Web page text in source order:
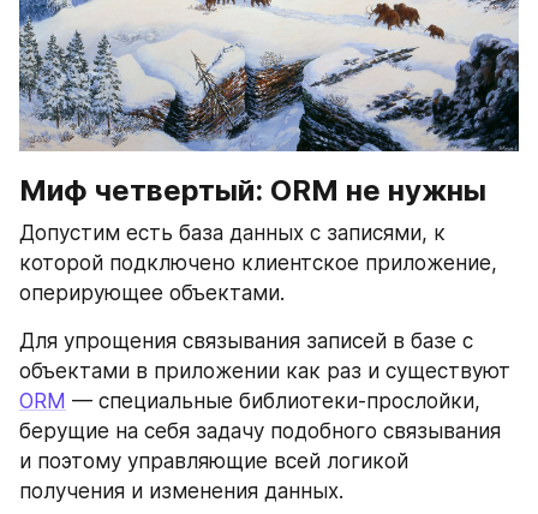
Миф четвертый: ORM не нужны
Допустим есть база данных с записями, к
которой подключено клиентское приложение,
оперирующее объектами.
Для упрощения связывания записей в базе с
ORM — специальные библиотеки-прослойки,
берущие на себя задачу подобного связывания
и поэтому управляющие всей логикой
получения и изменения данных.